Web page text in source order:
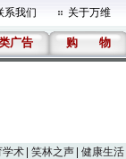
系我们 关于万维
广告 购 物
学术 笑林之声
健康生活